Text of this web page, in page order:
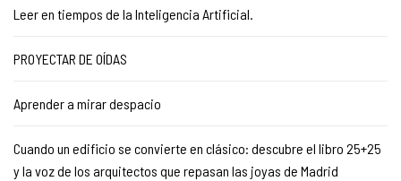
Leer en tiempos de la Inteligencia Artificial.
PROYECTAR DE OÍDAS
Aprender a mirar despacio
Cuando un edificio se convierte en clásico: descubre el libro 25+25
y la voz de los arquitectos que repasan las joyas de Madrid